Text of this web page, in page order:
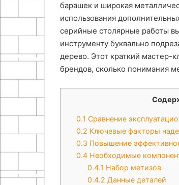
барашек и широкая
использования
серийные столярные работы
инструменту буквально
дерево. Этот краткий мастер-
брендов, сколько понимания
0.1 Сравнение
0.2 Ключевые факторы
0.3 Повышение
0.4 Необходимые
0.4.1 Набор метизов
0.4.2 Данные деталей